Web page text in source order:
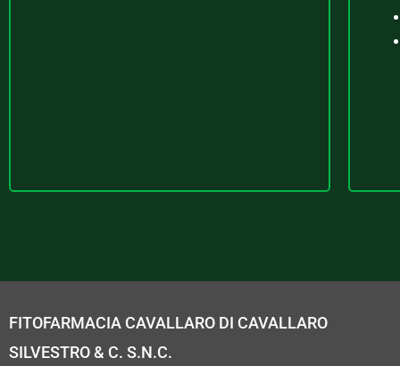
FITOFARMACIA CAVALLARO DI CAVALLARO
SILVESTRO & C. S.N.C.